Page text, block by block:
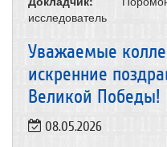
исследователь
Уважаемые
искренние
Великой Победы!
08.05.2026